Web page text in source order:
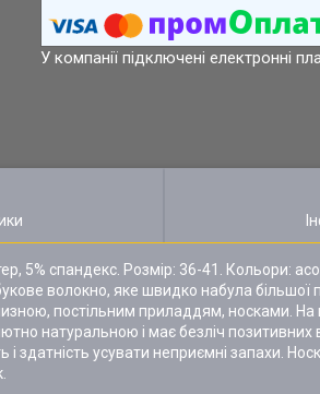
У компанії підключені електронні
5% спандекс. Розмір: 36-41. Кольори:
волокно, яке швидко набула більшої
постільним приладдям, носками.
натуральною і має безліч
і здатність усувати неприємні запахи.